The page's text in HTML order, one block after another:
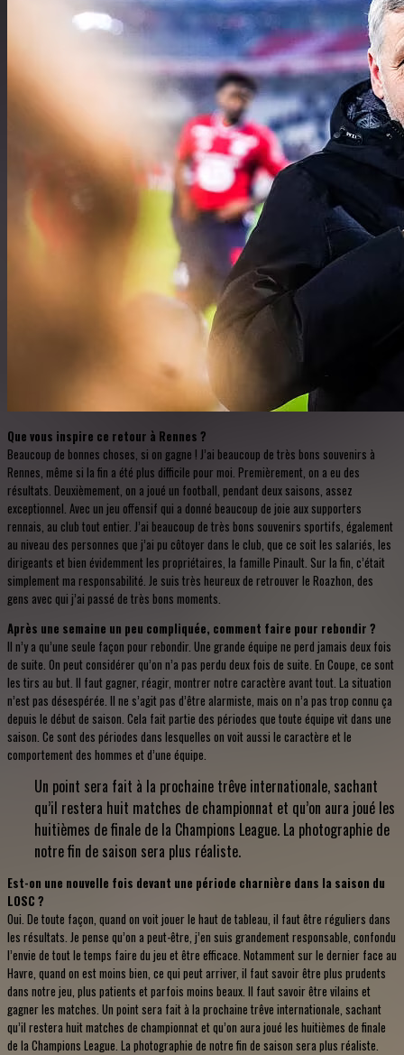
Que vous inspire ce retour à Rennes ?
Beaucoup de bonnes choses, si on gagne ! J’ai beaucoup de très bons souvenirs à
Rennes, même si la fin a été plus difficile pour moi. Premièrement, on a eu des
résultats. Deuxièmement, on a joué un football, pendant deux saisons, assez
exceptionnel. Avec un jeu offensif qui a donné beaucoup de joie aux supporters
rennais, au club tout entier. J’ai beaucoup de très bons souvenirs sportifs, également
au niveau des personnes que j’ai pu côtoyer dans le club, que ce soit les salariés, les
dirigeants et bien évidemment les propriétaires, la famille Pinault. Sur la fin, c’était
simplement ma responsabilité. Je suis très heureux de retrouver le Roazhon, des
gens avec qui j’ai passé de très bons moments.
Après une semaine un peu compliquée, comment faire pour rebondir ?
Il n’y a qu’une seule façon pour rebondir. Une grande équipe ne perd jamais deux fois
de suite. On peut considérer qu’on n’a pas perdu deux fois de suite. En Coupe, ce sont
les tirs au but. Il faut gagner, réagir, montrer notre caractère avant tout. La situation
n’est pas désespérée. Il ne s’agit pas d’être alarmiste, mais on n’a pas trop connu ça
depuis le début de saison. Cela fait partie des périodes que toute équipe vit dans une
saison. Ce sont des périodes dans lesquelles on voit aussi le caractère et le
comportement des hommes et d’une équipe.
Un point sera fait à la prochaine trêve internationale, sachant
qu’il restera huit matches de championnat et qu’on aura joué les
huitièmes de finale de la Champions League. La photographie de
notre fin de saison sera plus réaliste.
Est-on une nouvelle fois devant une période charnière dans la saison du
LOSC ?
Oui. De toute façon, quand on voit jouer le haut de tableau, il faut être réguliers dans
les résultats. Je pense qu’on a peut-être, j’en suis grandement responsable, confondu
l’envie de tout le temps faire du jeu et être efficace. Notamment sur le dernier face au
Havre, quand on est moins bien, ce qui peut arriver, il faut savoir être plus prudents
dans notre jeu, plus patients et parfois moins beaux. Il faut savoir être vilains et
gagner les matches. Un point sera fait à la prochaine trêve internationale, sachant
qu’il restera huit matches de championnat et qu’on aura joué les huitièmes de finale
de la Champions League. La photographie de notre fin de saison sera plus réaliste.